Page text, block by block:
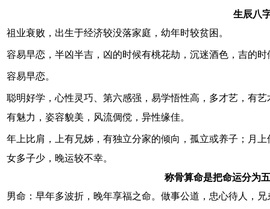
生辰八
祖业衰败，出生于经济较没落家庭，幼年时较贫困。
容易早恋，半凶半吉，凶的时候有桃花劫，沉迷酒色，吉的
容易早恋。
聪明好学，心性灵巧、第六感强，易学悟性高，多才艺，有
有魅力，姿容貌美，风流倜傥，异性缘佳。
年上比肩，上有兄姊，有独立分家的倾向，孤立或养子；月
女多子少，晚运较不幸。
称骨算命是把命运分为
男命：早年多波折，晚年享福之命。做事公道，忠心待人，